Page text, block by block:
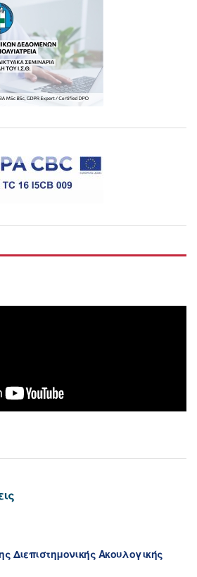
Διεπιστημονικής Ακουλογικής